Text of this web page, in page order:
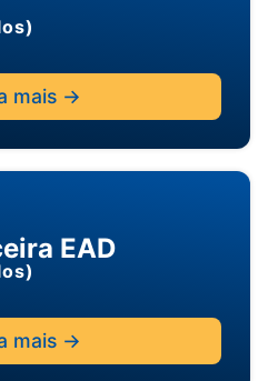
mais ->
EAD
mais ->